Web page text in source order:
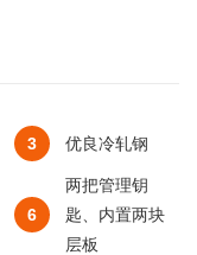
3 优良冷轧钢
6
两把管理钥
匙、内置两块
层板